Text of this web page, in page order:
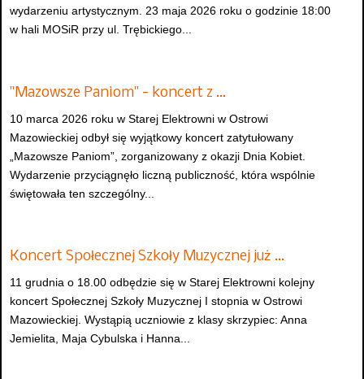
wydarzeniu artystycznym. 23 maja 2026 roku o godzinie 18:00
w hali MOSiR przy ul. Trębickiego...
"Mazowsze Paniom" - koncert z …
10 marca 2026 roku w Starej Elektrowni w Ostrowi
Mazowieckiej odbył się wyjątkowy koncert zatytułowany
„Mazowsze Paniom”, zorganizowany z okazji Dnia Kobiet.
Wydarzenie przyciągnęło liczną publiczność, która wspólnie
świętowała ten szczególny...
Koncert Społecznej Szkoły Muzycznej już …
11 grudnia o 18.00 odbędzie się w Starej Elektrowni kolejny
koncert Społecznej Szkoły Muzycznej I stopnia w Ostrowi
Mazowieckiej. Wystąpią uczniowie z klasy skrzypiec: Anna
Jemielita, Maja Cybulska i Hanna...